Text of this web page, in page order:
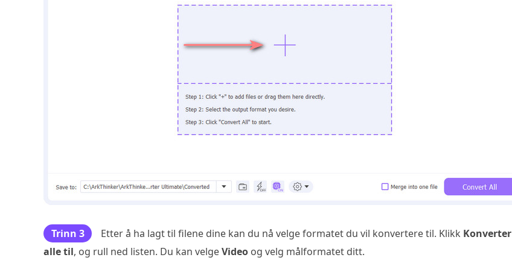
Trinn 3 Etter å ha lagt til filene dine kan du nå velge formatet du vil konvertere til. Klikk Konverter
alle til, og rull ned listen. Du kan velgeVideo og velg målformatet ditt.